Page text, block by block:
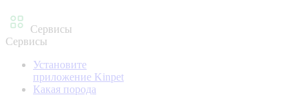
Сервисы
Сервисы
Установите
приложение Kinpet
Какая порода